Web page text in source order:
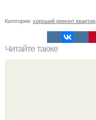
Категории: хороший ремонт квартир
Читайте также